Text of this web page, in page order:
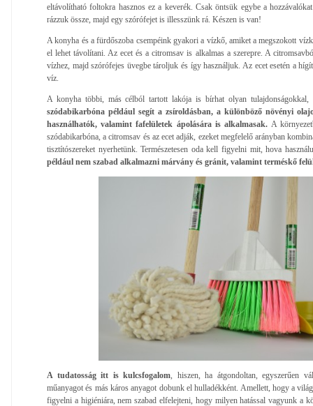
eltávolítható foltokra hasznos ez a keverék. Csak öntsük egybe a
rázzuk össze, majd egy szórófejet is illesszünk rá. Készen is van!
A konyha és a fürdőszoba csempéink gyakori a vízkő, amiket a megszokott
el lehet távolítani. Az ecet és a citromsav is alkalmas a szerepre. A
vízhez, majd szórófejes üvegbe tároljuk és így használjuk. Az ecet esetén a
víz.
A konyha többi, más célból tartott lakója is bírhat olyan tulajdonságokkal,
szódabikarbóna például segít a zsíroldásban, a különböző növényi
használhatók, valamint fafelületek ápolására is alkalmasak. A
szódabikarbóna, a citromsav és az ecet adják, ezeket megfelelő arányban
tisztítószereket nyerhetünk. Természetesen oda kell figyelni mit, hova
például nem szabad alkalmazni márvány és gránit, valamint terméskő
A tudatosság itt is kulcsfogalom , hiszen, ha átgondoltan, egyszerűen
műanyagot és más káros anyagot dobunk el hulladékként. Amellett, hogy a
figyelni a higiéniára, nem szabad elfelejteni, hogy milyen hatással vagyunk a